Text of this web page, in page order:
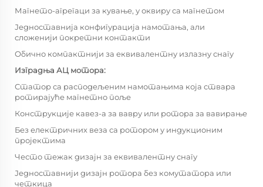
Магнето-агрегаци за кување, у оквиру са магнетом
Једноставнија конфигурација намотања, али
сложенији покретни контакти
Обично компактнији за еквивалентну излазну снагу
Изградња АЦ мотора:
Статор са расподељеним намотањима која ствара
ротирајуће магнетно поље
Конструкције кавез-а за вавру или ротора за вавирање
Без електричних веза са ротором у индукционим
пројектима
Често тежак дизајн за еквивалентну снагу
Једноставнији дизајн ротора без комутатора или
четкица